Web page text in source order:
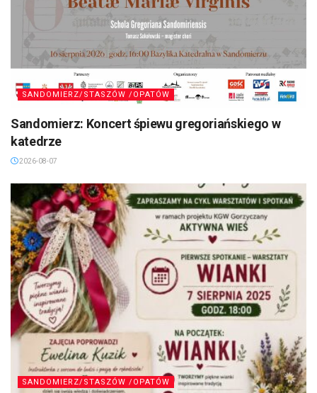
SANDOMIERZ/STASZÓW /OPATÓW
Sandomierz: Koncert śpiewu gregoriańskiego w
katedrze
2026-08-07
SANDOMIERZ/STASZÓW /OPATÓW